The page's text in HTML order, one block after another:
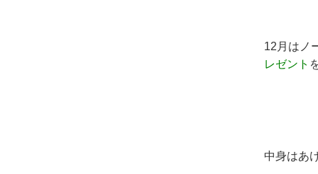
12月はノ
レゼント
中身はあ